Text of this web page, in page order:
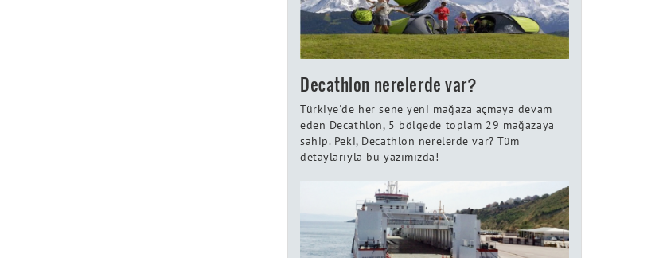
Decathlon nerelerde var?
Türkiye'de her sene yeni mağaza açmaya devam
eden Decathlon, 5 bölgede toplam 29 mağazaya
sahip. Peki, Decathlon nerelerde var? Tüm
detaylarıyla bu yazımızda!